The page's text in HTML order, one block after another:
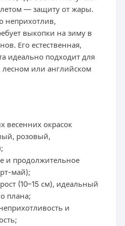
летом — защиту от жары.
неприхотлив,
выкопки на зиму в
Его естественная,
идеально подходит для
или английском
весенних окрасок
розовый,
и продолжительное
май);
(10–15 см), идеальный
плана;
и